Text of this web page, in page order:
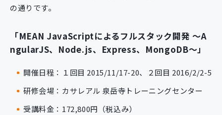
の通りです。
「MEAN JavaScriptによるフルスタック開発 ～A
ngularJS、Node.js、Express、MongoDB～」
開催日程：１回目 2015/11/17-20、２回目 2016/2/2-5
研修会場：カサレアル 泉岳寺トレーニングセンター
受講料金：172,800円（税込み）